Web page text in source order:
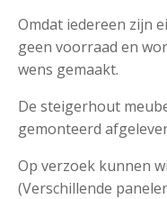
Omdat iedereen zijn
geen voorraad en
wens gemaakt.
De steigerhout
gemonteerd
Op verzoek kunnen
(Verschillende